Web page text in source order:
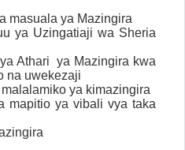
masuala ya Mazingira
ya Uzingatiaji wa Sheria
Athari
ya Mazingira kwa
na uwekezaji
ya kimazingira
mapitio ya vibali vya taka